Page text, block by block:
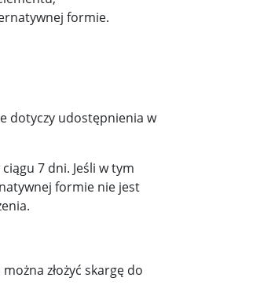
formie.
dotyczy udostępnienia w
7 dni. Jeśli w tym
formie nie jest
złożyć skargę do